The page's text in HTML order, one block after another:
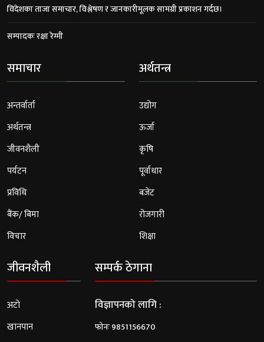
विदेशका ताजा समाचार, विश्लेषण र जानकारीमूलक सामग्री प्रकाशन गर्दछ।
सम्पादकः रक्षा रेग्मी
समाचार
अन्तर्वार्ता
अर्थतन्त्र
जीवनशैली
पर्यटन
प्रविधि
बैंक/ बिमा
विचार
अर्थतन्त्र
उद्योग
ऊर्जा
कृषि
पूर्वाधार
बजेट
रोजगारी
शिक्षा
जीवनशैली
अटो
खानपान
सम्पर्क ठेगाना
विज्ञापनको लागि :
फोनः 9851156670